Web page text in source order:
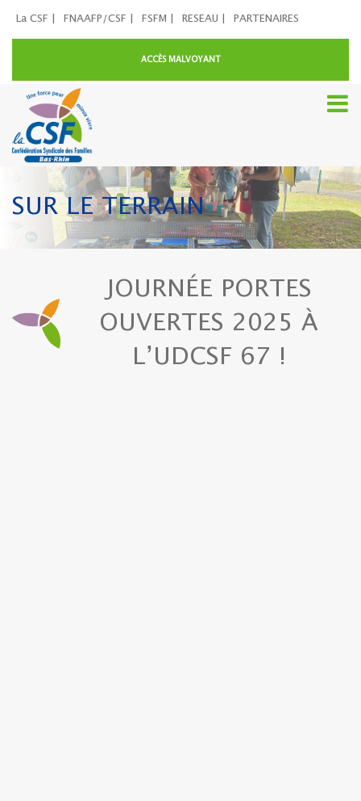
La CSF | FNAAFP/CSF | FSFM | RESEAU | PARTENAIRES
ACCÈS MALVOYANT
SUR LE TERRAIN
JOURNÉE PORTES
OUVERTES 2025 À
L’UDCSF 67 !